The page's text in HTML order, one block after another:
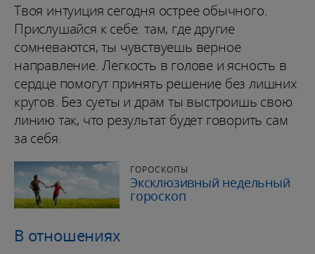
Твоя интуиция сегодня острее обычного.
Прислушайся к себе: там, где другие
сомневаются, ты чувствуешь верное
направление. Легкость в голове и ясность в
сердце помогут принять решение без лишних
кругов. Без суеты и драм ты выстроишь свою
линию так, что результат будет говорить сам
за себя.
ГОРОСКОПЫ
Эксклюзивный недельный
гороскоп
В отношениях